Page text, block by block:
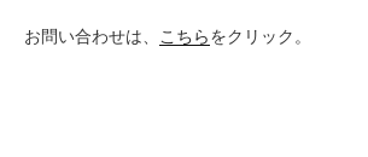
お問い合わせは、 こちらをクリック。